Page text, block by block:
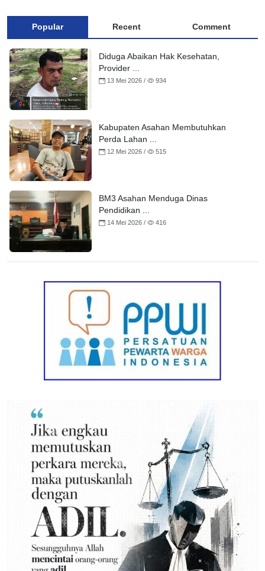
Popular Recent Comment
Diduga Abaikan Hak Kesehatan,
Provider ...
13 Mei 2026 / 934
Kabupaten Asahan Membutuhkan
Perda Lahan ...
12 Mei 2026 / 515
BM3 Asahan Menduga Dinas
Pendidikan ...
14 Mei 2026 / 416